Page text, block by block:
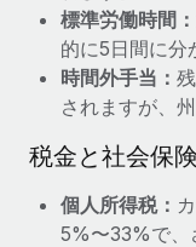
福利厚生
従業員の福利厚生
ブログ
Remoteの製品
プラス）
Remoteの使命は、
業務に最適な人材
標準労働時間：
的に5日間に分
時間外手当：
されますが、
税金と社会保
個人所得税：
5%〜33%で、